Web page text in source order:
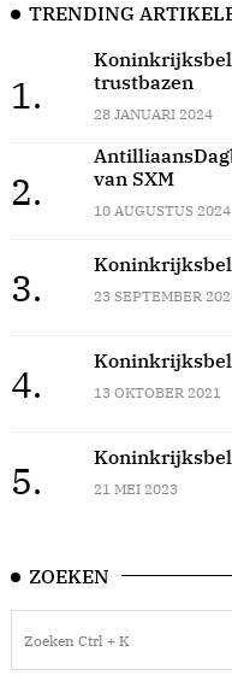
TRENDING
1.
trustbazen
28 JANUARI 2024
2.
van SXM
10 AUGUSTUS 2024
3. 23 SEPTEMBER
4. 13 OKTOBER 2021
5. 21 MEI 2023
ZOEKEN